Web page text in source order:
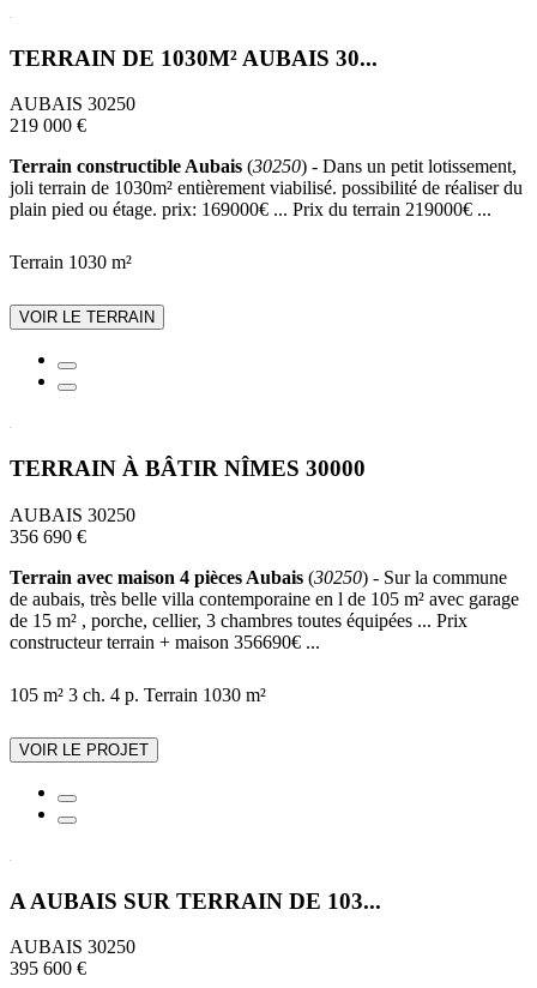
TERRAIN DE 1030M² AUBAIS 30...
AUBAIS 30250
219 000 €
Terrain constructible Aubais (30250) - Dans un petit lotissement,
joli terrain de 1030m² entièrement viabilisé. possibilité de réaliser du
plain pied ou étage. prix: 169000€ ... Prix du terrain 219000€ ...
Terrain 1030 m²
VOIR LE TERRAIN
TERRAIN À BÂTIR NÎMES 30000
AUBAIS 30250
356 690 €
Terrain avec maison 4 pièces Aubais (30250) - Sur la commune
de aubais, très belle villa contemporaine en l de 105 m² avec garage
de 15 m² , porche, cellier, 3 chambres toutes équipées ... Prix
constructeur terrain + maison 356690€ ...
105 m² 3 ch. 4 p. Terrain 1030 m²
VOIR LE PROJET
A AUBAIS SUR TERRAIN DE 103...
AUBAIS 30250
395 600 €